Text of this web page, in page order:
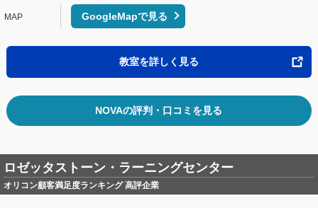
GoogleMapで見る
教室を詳しく見る
NOVAの評判・口コミを見る
ロゼッタストーン・ラーニングセンター
オリコン顧客満足度ランキング 高評企業